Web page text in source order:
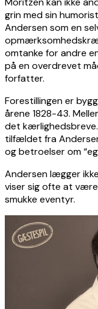
grin med sin
Andersen som en
omtanke for andre
på en overdrevet
forfatter.
Forestillingen er
årene 1828-43.
det
tilfældet fra
og betroelser om
Andersen lægger
viser sig ofte at
smukke eventyr.